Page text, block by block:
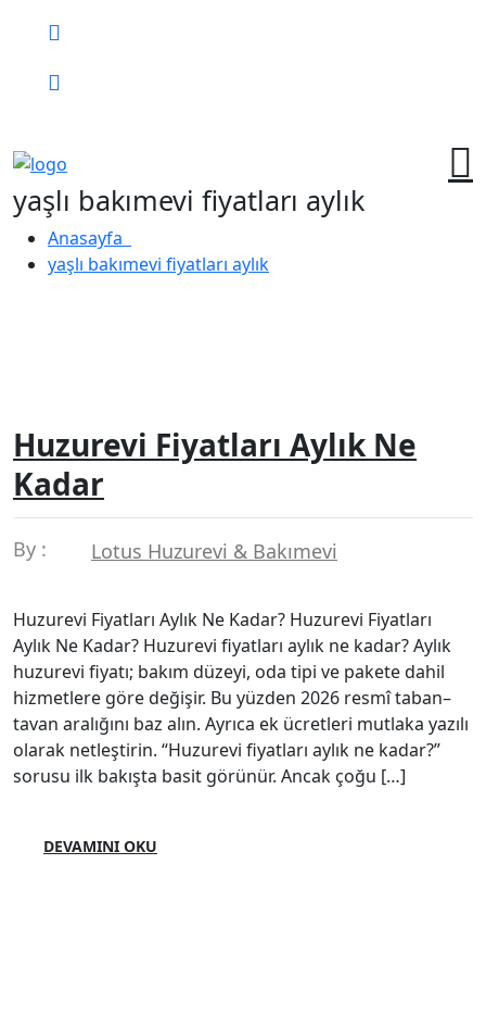
yaşlı bakımevi fiyatları aylık
Anasayfa
yaşlı bakımevi fiyatları aylık
Huzurevi Fiyatları Aylık Ne
Kadar
By : Lotus Huzurevi & Bakımevi
Huzurevi Fiyatları Aylık Ne Kadar? Huzurevi Fiyatları
Aylık Ne Kadar? Huzurevi fiyatları aylık ne kadar? Aylık
huzurevi fiyatı; bakım düzeyi, oda tipi ve pakete dahil
hizmetlere göre değişir. Bu yüzden 2026 resmî taban–
tavan aralığını baz alın. Ayrıca ek ücretleri mutlaka yazılı
olarak netleştirin. “Huzurevi fiyatları aylık ne kadar?”
sorusu ilk bakışta basit görünür. Ancak çoğu […]
DEVAMINI OKU